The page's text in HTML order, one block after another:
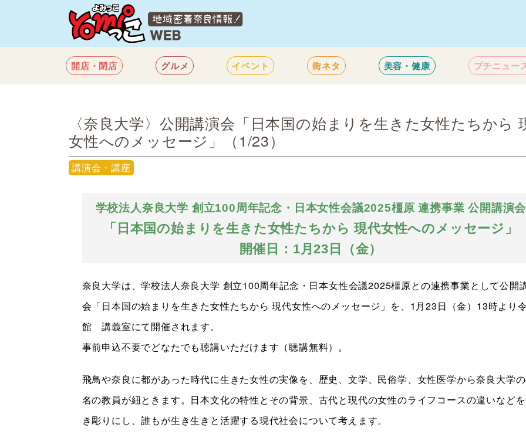
開店・閉店 グルメ イベント 街ネタ 美容・健康 プチニュー
〈奈良大学〉公開講演会「日本国の始まりを生きた女性たちから
女性へのメッセージ」（1/23）
講演会・講座
学校法人奈良大学 創立100周年記念・日本女性会議2025橿原 連携事業 公開講演会
「日本国の始まりを生きた女性たちから 現代女性へのメッセージ」
開催日：1月23日（金）
奈良大学は、学校法人奈良大学 創立100周年記念・日本女性会議2025橿原との連携事業として公開
会「日本国の始まりを生きた女性たちから 現代女性へのメッセージ」を、1月23日（金）13時より
館 講義室にて開催されます。
事前申込不要でどなたでも聴講いただけます（聴講無料）。
飛鳥や奈良に都があった時代に生きた女性の実像を、歴史、文学、民俗学、女性医学から奈良大学
名の教員が紐ときます。日本文化の特性とその背景、古代と現代の女性のライフコースの違いなど
き彫りにし、誰もが生き生きと活躍する現代社会について考えます。